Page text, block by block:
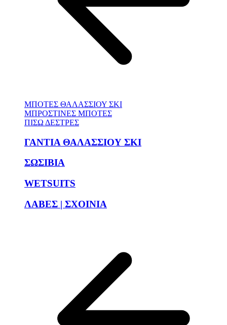
ΜΠΟΤΕΣ ΘΑΛΑΣΣΙΟΥ ΣΚΙ
ΜΠΡΟΣΤΙΝΕΣ ΜΠΟΤΕΣ
ΠΙΣΩ ΔΕΣΤΡΕΣ
ΓΑΝΤΙΑ ΘΑΛΑΣΣΙΟΥ ΣΚΙ
ΣΩΣΙΒΙΑ
WETSUITS
ΛΑΒΕΣ | ΣΧΟΙΝΙΑ